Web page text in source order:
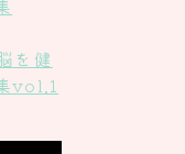
を健
vol.1